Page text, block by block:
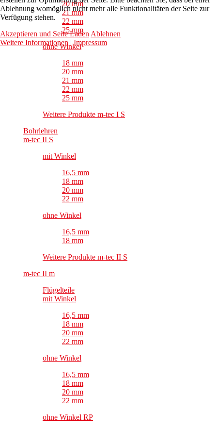
20 mm
21 mm
22 mm
25 mm
ohne Winkel
18 mm
20 mm
21 mm
22 mm
25 mm
Weitere Produkte m-tec I S
Bohrlehren
m-tec II S
mit Winkel
16,5 mm
18 mm
20 mm
22 mm
ohne Winkel
16,5 mm
18 mm
Weitere Produkte m-tec II S
m-tec II m
Flügelteile
mit Winkel
16,5 mm
18 mm
20 mm
22 mm
ohne Winkel
16,5 mm
18 mm
20 mm
22 mm
ohne Winkel RP
Ablehnung womöglich nicht mehr alle Funktionalitäten der Seite zur
Verfügung stehen.
Akzeptieren und Seite Laden Ablehnen
Weitere Informationen |Impressum